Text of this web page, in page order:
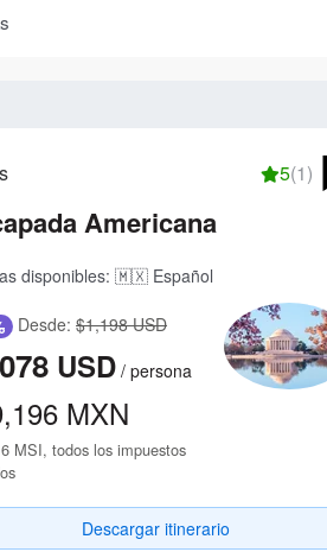
5(1)
Americana
disponibles: 🇲🇽 Español
Desde: $1,198 USD
USD / persona
MXN
MSI, todos los impuestos
Descargar itinerario